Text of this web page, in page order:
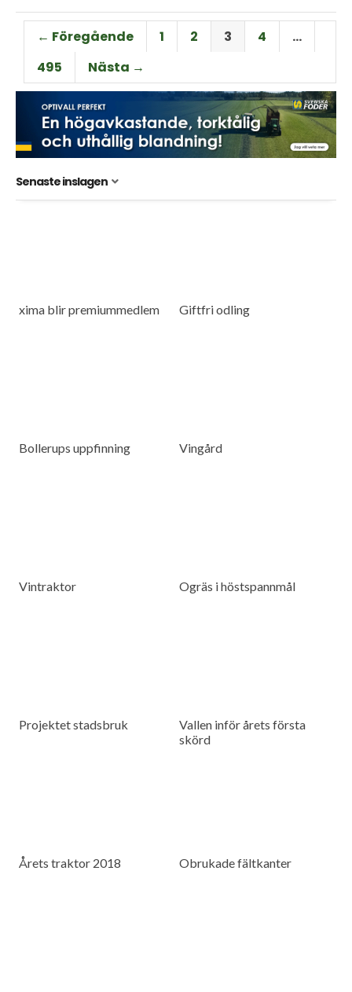
← Föregående 1 2 3 4
…
495
Nästa →
Senaste inslagen
xima blir premiummedlem Giftfri odling
Bollerups uppfinning Vingård
Vintraktor Ogräs i höstspannmål
Projektet stadsbruk
Vallen inför årets första
skörd
Årets traktor 2018 Obrukade fältkanter